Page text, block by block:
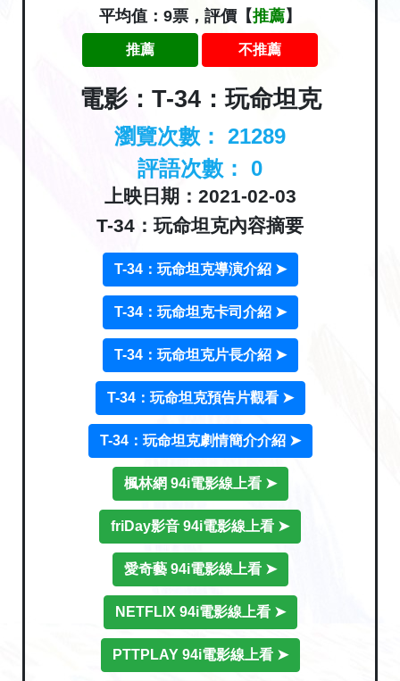
平均值：9票，評價【推薦】
推薦 不推薦
電影：T-34：玩命坦克
瀏覽次數： 21289
評語次數： 0
上映日期：2021-02-03
T-34：玩命坦克內容摘要
T-34：玩命坦克導演介紹 ➤
T-34：玩命坦克卡司介紹 ➤
T-34：玩命坦克片長介紹 ➤
T-34：玩命坦克預告片觀看 ➤
T-34：玩命坦克劇情簡介介紹 ➤
楓林網 94i電影線上看 ➤
friDay影音 94i電影線上看 ➤
愛奇藝 94i電影線上看 ➤
NETFLIX 94i電影線上看 ➤
PTTPLAY 94i電影線上看 ➤